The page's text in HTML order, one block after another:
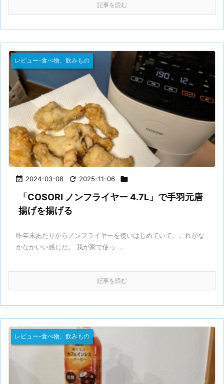
記事を読む
 2024-03-08  2025-11-06 
レビュー-食べ物、飲みもの
「COSORI ノンフライヤー 4.7L」で手羽元唐
揚げを揚げる
昨年末あたりからノンフライヤーを使いはじめていて、これがな
かなかいい感じだ。 我が家で使っ ...
記事を読む
レビュー-食べ物、飲みもの